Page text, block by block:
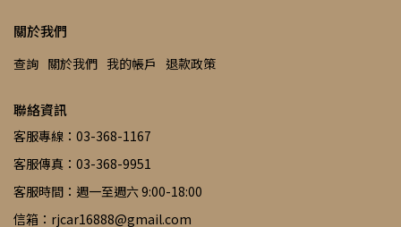
關於我們
查詢 關於我們 我的帳戶 退款政策
聯絡資訊
客服專線：03-368-1167
客服傳真：03-368-9951
客服時間：週一至週六 9:00-18:00
信箱：rjcar16888@gmail.com